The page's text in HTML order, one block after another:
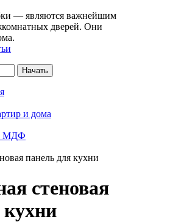
— являются важнейшим
дверей. Они
Начать
и дома
МДФ
панель для кухни
стеновая
кухни